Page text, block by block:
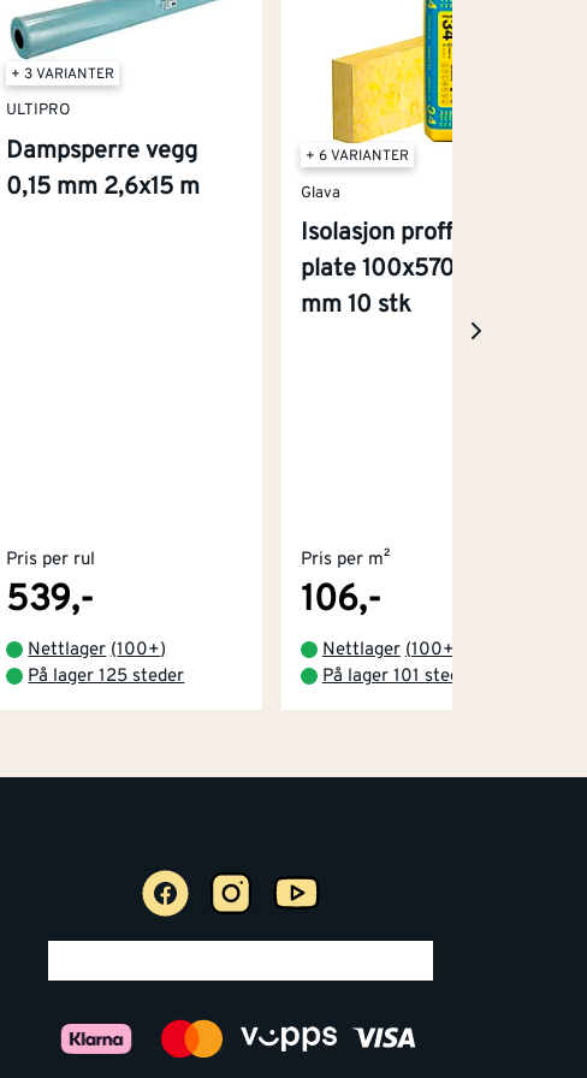
+ 3 VARIANTER
ULTIPRO
Dampsperre vegg
0,15 mm 2,6x15 m
Pris per rul
539,-
Nettlager (100+)
På lager 125 steder
+ 6 VARIANTER
Glava
Isolasjon proff 34
plate 100x570x1200
mm 10 stk
Pris per m²
106,-
Nettlager (100+
På lager 101 steder